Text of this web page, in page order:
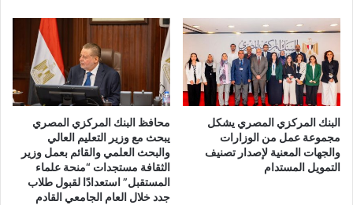
البنك المركزي المصري يشكل
مجموعة عمل من الوزارات
والجهات المعنية لإصدار تصنيف
التمويل المستدام
محافظ البنك المركزي المصري
يبحث مع وزير التعليم العالي
والبحث العلمي والقائم بعمل وزير
الثقافة مستجدات “منحة علماء
المستقبل” استعدادًا لقبول طلاب
جدد خلال العام الجامعي القادم